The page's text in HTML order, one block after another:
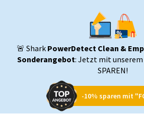
🚨 Shark PowerDetect Clean &
Sonderangebot: Jetzt mit unserem
SPAREN!
-10% sparen mit